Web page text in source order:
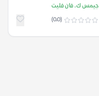
جيمس ك. فان فليت
(0.0)